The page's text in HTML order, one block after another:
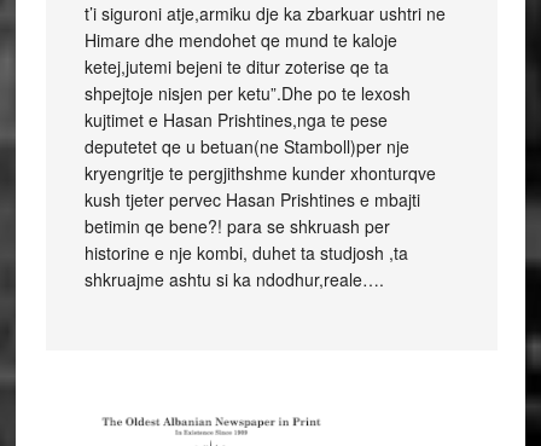
t’i siguroni atje,armiku dje ka zbarkuar ushtri ne
Himare dhe mendohet qe mund te kaloje
ketej,jutemi bejeni te ditur zoterise qe ta
shpejtoje nisjen per ketu”.Dhe po te lexosh
kujtimet e Hasan Prishtines,nga te pese
deputetet qe u betuan(ne Stamboll)per nje
kryengritje te pergjithshme kunder xhonturqve
kush tjeter pervec Hasan Prishtines e mbajti
betimin qe bene?! para se shkruash per
historine e nje kombi, duhet ta studjosh ,ta
shkruajme ashtu si ka ndodhur,reale….